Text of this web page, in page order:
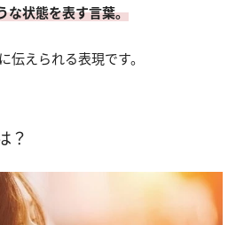
な状態を表す言葉。
伝えられる表現です。
？